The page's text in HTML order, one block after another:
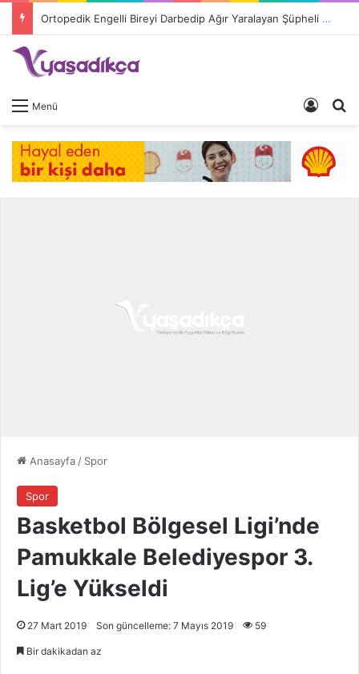
Ortopedik Engelli Bireyi Darbedip Ağır Yaralayan Şüpheli Tutuklandı
Menü Giriş
Anasayfa / Spor
Spor
Basketbol Bölgesel Ligi’nde
Pamukkale Belediyespor 3.
Lig’e Yükseldi
27 Mart 2019 Son güncelleme: 7 Mayıs 2019 59
Bir dakikadan az